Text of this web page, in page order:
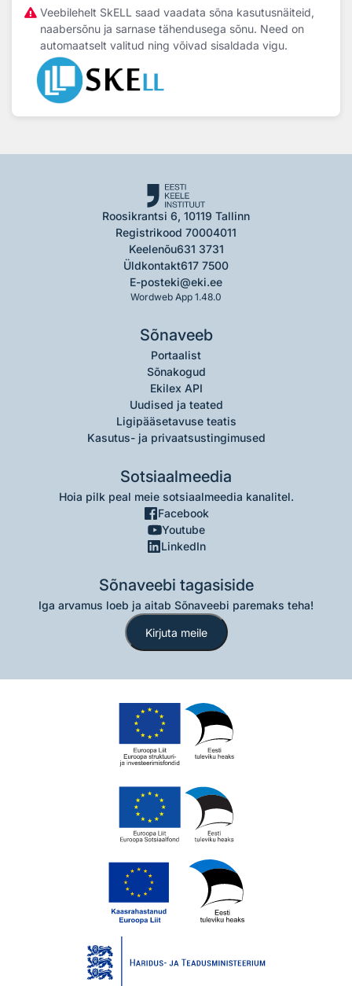
Veebilehelt SkELL saad vaadata sõna kasutusnäiteid,
naabersõnu ja sarnase tähendusega sõnu. Need on
automaatselt valitud ning võivad sisaldada vigu.
Roosikrantsi 6, 10119 Tallinn
Registrikood 70004011
Keelenõu631 3731
Üldkontakt617 7500
E-posteki@eki.ee
Wordweb App 1.48.0
Sõnaveeb
Portaalist
Sõnakogud
Ekilex API
Uudised ja teated
Ligipääsetavuse teatis
Kasutus- ja privaatsustingimused
Sotsiaalmeedia
Hoia pilk peal meie sotsiaalmeedia kanalitel.
Facebook
Youtube
LinkedIn
Sõnaveebi tagasiside
Iga arvamus loeb ja aitab Sõnaveebi paremaks teha!
Kirjuta meile